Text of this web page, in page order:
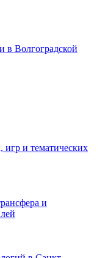
Волгоградской
игр и тематических
и